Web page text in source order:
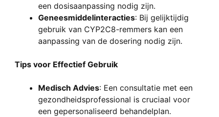
een dosisaanpassing nodig zijn.
Geneesmiddelinteracties: Bij gelijktijdig
gebruik van CYP2C8-remmers kan een
aanpassing van de dosering nodig zijn.
Tips voor Effectief Gebruik
Medisch Advies: Een consultatie met een
gezondheidsprofessional is cruciaal voor
een gepersonaliseerd behandelplan.